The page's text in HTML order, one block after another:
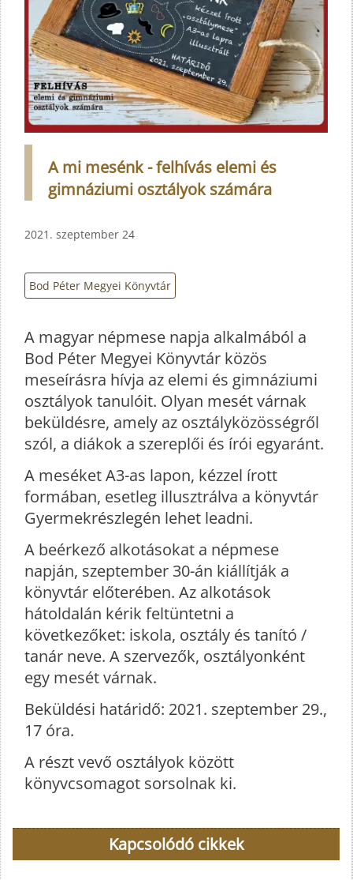
A mi mesénk - felhívás elemi és
gimnáziumi osztályok számára
2021. szeptember 24
Bod Péter Megyei Könyvtár
A magyar népmese napja alkalmából a
Bod Péter Megyei Könyvtár közös
meseírásra hívja az elemi és gimnáziumi
osztályok tanulóit. Olyan mesét várnak
beküldésre, amely az osztályközösségről
szól, a diákok a szereplői és írói egyaránt.
A meséket A3-as lapon, kézzel írott
formában, esetleg illusztrálva a könyvtár
Gyermekrészlegén lehet leadni.
A beérkező alkotásokat a népmese
napján, szeptember 30-án kiállítják a
könyvtár előterében. Az alkotások
hátoldalán kérik feltüntetni a
következőket: iskola, osztály és tanító /
tanár neve. A szervezők, osztályonként
egy mesét várnak.
Beküldési határidő: 2021. szeptember 29.,
17 óra.
A részt vevő osztályok között
könyvcsomagot sorsolnak ki.
Kapcsolódó cikkek